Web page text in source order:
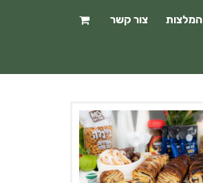
המלצות צור קשר